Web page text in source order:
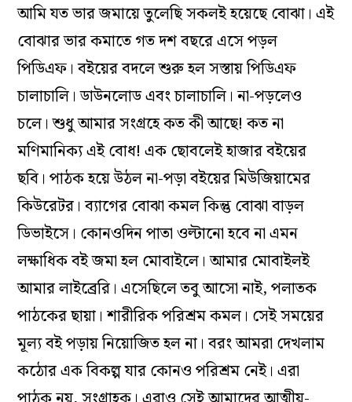
আমি যত ভার জমায়ে তুলেছি সকলই হয়েছে বোঝা। এই
বোঝার ভার কমাতে গত দশ বছরে এসে পড়ল
পিডিএফ। বইয়ের বদলে শুরু হল সস্তায় পিডিএফ
চালাচালি। ডাউনলোড এবং চালাচালি। না-পড়লেও
চলে। শুধু আমার সংগ্রহে কত কী আছে! কত না
মণিমানিক্য এই বোধ! এক ছোবলেই হাজার বইয়ের
ছবি। পাঠক হয়ে উঠল না-পড়া বইয়ের মিউজিয়ামের
কিউরেটর। ব্যাগের বোঝা কমল কিন্তু বোঝা বাড়ল
ডিভাইসে। কোনওদিন পাতা ওল্টানো হবে না এমন
লক্ষাধিক বই জমা হল মোবাইলে। আমার মোবাইলই
আমার লাইব্রেরি। এসেছিলে তবু আসো নাই, পলাতক
পাঠকের ছায়া। শারীরিক পরিশ্রম কমল। সেই সময়ের
মূল্য বই পড়ায় নিয়োজিত হল না। বরং আমরা দেখলাম
কঠোর এক বিকল্প যার কোনও পরিশ্রম নেই। এরা